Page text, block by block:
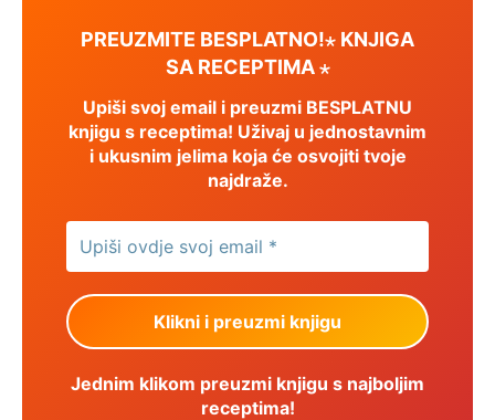
PREUZMITE BESPLATNO!⋆ KNJIGA
SA RECEPTIMA ⋆
Upiši svoj email i preuzmi BESPLATNU
knjigu s receptima! Uživaj u jednostavnim
i ukusnim jelima koja će osvojiti tvoje
najdraže.
Jednim klikom preuzmi knjigu s najboljim
receptima!